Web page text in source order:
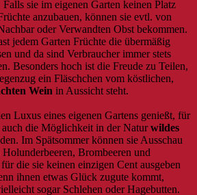
Falls sie im eigenen Garten keinen Platz
anzubauen, können sie evtl. von
oder Verwandten Obst bekommen.
jedem Garten Früchte die übermäßig
und da sind Verbraucher immer stets
Besonders hoch ist die Freude zu Teilen,
ein Fläschchen vom köstlichen,
Wein in Aussicht steht.
Luxus eines eigenen Gartens genießt, für
auch die Möglichkeit in der Naturwildes
Im Spätsommer können sie Ausschau
Holunderbeeren, Brombeeren und
die sie keinen einzigen Cent ausgeben
ihnen etwas Glück zugute kommt,
sogar Schlehen oder Hagebutten.